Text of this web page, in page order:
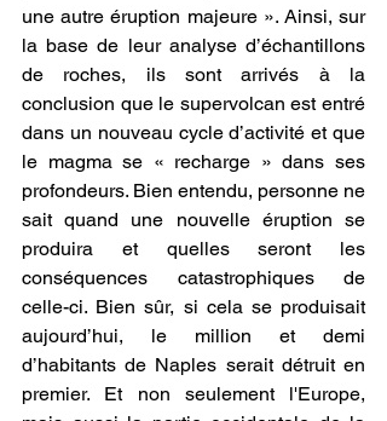
une autre éruption majeure ». Ainsi, sur
la base de leur analyse d’échantillons
de roches, ils sont arrivés à la
conclusion que le supervolcan est entré
dans un nouveau cycle d’activité et que
le magma se « recharge » dans ses
profondeurs. Bien entendu, personne ne
sait quand une nouvelle éruption se
produira et quelles seront les
conséquences catastrophiques de
celle-ci. Bien sûr, si cela se produisait
aujourd’hui, le million et demi
d’habitants de Naples serait détruit en
premier. Et non seulement l'Europe,